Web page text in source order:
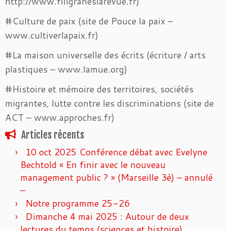
#Culture de paix (site de Pouce la paix –
www.cultiverlapaix.fr)
#La maison universelle des écrits (écriture / arts
plastiques – www.lamue.org)
#Histoire et mémoire des territoires, sociétés
migrantes, lutte contre les discriminations (site de
ACT – www.approches.fr)
Articles récents
10 oct 2025 Conférence débat avec Evelyne
Bechtold « En finir avec le nouveau
management public ? » (Marseille 3è) – annulé
–
Notre programme 25-26
Dimanche 4 mai 2025 : Autour de deux